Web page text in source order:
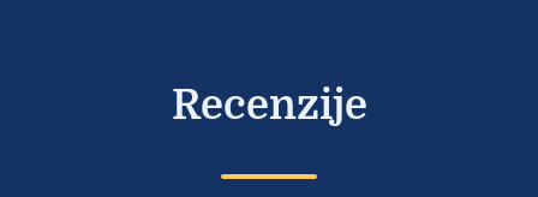
Recenzije